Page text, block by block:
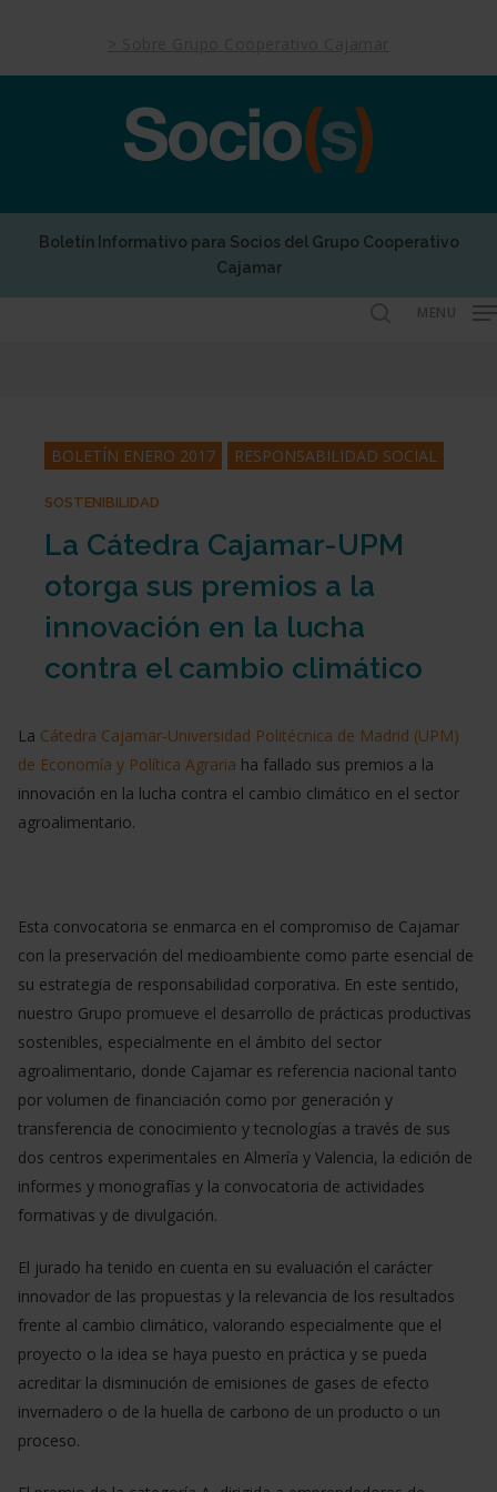
main
Boletín Informativo para Socios del Grupo Cooperativo
Cajamar
MENU
BOLETÍN ENERO 2017 RESPONSABILIDAD SOCIAL
SOSTENIBILIDAD
La Cátedra Cajamar-UPM
otorga sus premios a la
innovación en la lucha
contra el cambio climático
La Cátedra Cajamar-Universidad Politécnica de Madrid (UPM)
de Economía y Política Agraria ha fallado sus premios a la
innovación en la lucha contra el cambio climático en el sector
agroalimentario.
Esta convocatoria se enmarca en el compromiso de Cajamar
con la preservación del medioambiente como parte esencial de
su estrategia de responsabilidad corporativa. En este sentido,
nuestro Grupo promueve el desarrollo de prácticas productivas
sostenibles, especialmente en el ámbito del sector
agroalimentario, donde Cajamar es referencia nacional tanto
por volumen de financiación como por generación y
transferencia de conocimiento y tecnologías a través de sus
dos centros experimentales en Almería y Valencia, la edición de
informes y monografías y la convocatoria de actividades
formativas y de divulgación.
El jurado ha tenido en cuenta en su evaluación el carácter
innovador de las propuestas y la relevancia de los resultados
frente al cambio climático, valorando especialmente que el
proyecto o la idea se haya puesto en práctica y se pueda
acreditar la disminución de emisiones de gases de efecto
invernadero o de la huella de carbono de un producto o un
proceso.